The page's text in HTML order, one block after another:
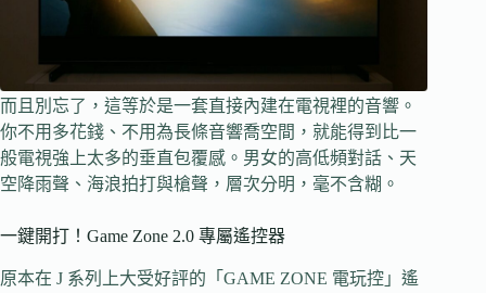
而且別忘了，這等於是一套直接內建在電視裡的音響。
你不用多花錢、不用為長條音響喬空間，就能得到比一
般電視強上太多的垂直包覆感。男女的高低頻對話、天
空降雨聲、海浪拍打與槍聲，層次分明，毫不含糊。
一鍵開打！Game Zone 2.0 專屬遙控器
原本在 J 系列上大受好評的「GAME ZONE 電玩控」遙